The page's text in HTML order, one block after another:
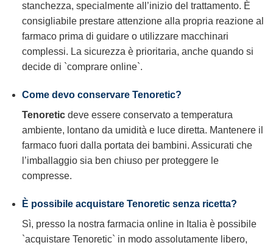
stanchezza, specialmente all’inizio del trattamento. È
consigliabile prestare attenzione alla propria reazione al
farmaco prima di guidare o utilizzare macchinari
complessi. La sicurezza è prioritaria, anche quando si
decide di `comprare online`.
Come devo conservare Tenoretic?
Tenoreticdeve essere conservato a temperatura
ambiente, lontano da umidità e luce diretta. Mantenere il
farmaco fuori dalla portata dei bambini. Assicurati che
l’imballaggio sia ben chiuso per proteggere le
compresse.
È possibile acquistare Tenoretic senza ricetta?
Sì, presso la nostra farmacia online in Italia è possibile
`acquistare Tenoretic` in modo assolutamente libero,